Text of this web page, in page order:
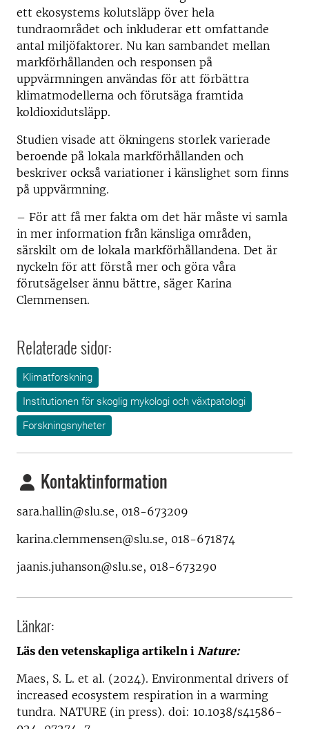
ett ekosystems kolutsläpp över hela
tundraområdet och inkluderar ett omfattande
antal miljöfaktorer. Nu kan sambandet mellan
markförhållanden och responsen på
uppvärmningen användas för att förbättra
klimatmodellerna och förutsäga framtida
koldioxidutsläpp.
Studien visade att ökningens storlek varierade
beroende på lokala markförhållanden och
beskriver också variationer i känslighet som finns
på uppvärmning.
– För att få mer fakta om det här måste vi samla
in mer information från känsliga områden,
särskilt om de lokala markförhållandena. Det är
nyckeln för att förstå mer och göra våra
förutsägelser ännu bättre, säger Karina
Clemmensen.
Relaterade sidor:
Klimatforskning
Institutionen för skoglig mykologi och växtpatologi
Forskningsnyheter
Kontaktinformation
sara.hallin@slu.se, 018-673209
karina.clemmensen@slu.se, 018-671874
jaanis.juhanson@slu.se, 018-673290
Länkar:
Läs den vetenskapliga artikeln i Nature:
Maes, S. L. et al. (2024). Environmental drivers of
increased ecosystem respiration in a warming
tundra. NATURE (in press). doi: 10.1038/s41586-